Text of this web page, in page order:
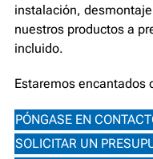
instalación,
nuestros productos a
incluido.
Estaremos encantados
PÓNGASE EN
SOLICITAR UN